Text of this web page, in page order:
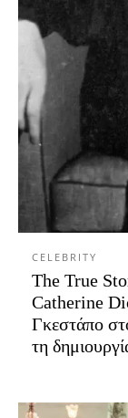
CELEBRITY
The True
Catherine
Γκεστάπο
τη